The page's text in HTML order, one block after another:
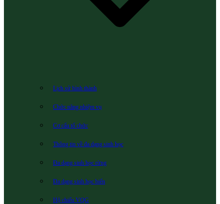
Lịch sử hình thành
Chức năng nhiệm vụ
Cơ cấu tổ chức
Thông tin về đa dạng sinh học
Đa dạng sinh học rừng
Đa dạng sinh học biển
Hộ chiếu VQG